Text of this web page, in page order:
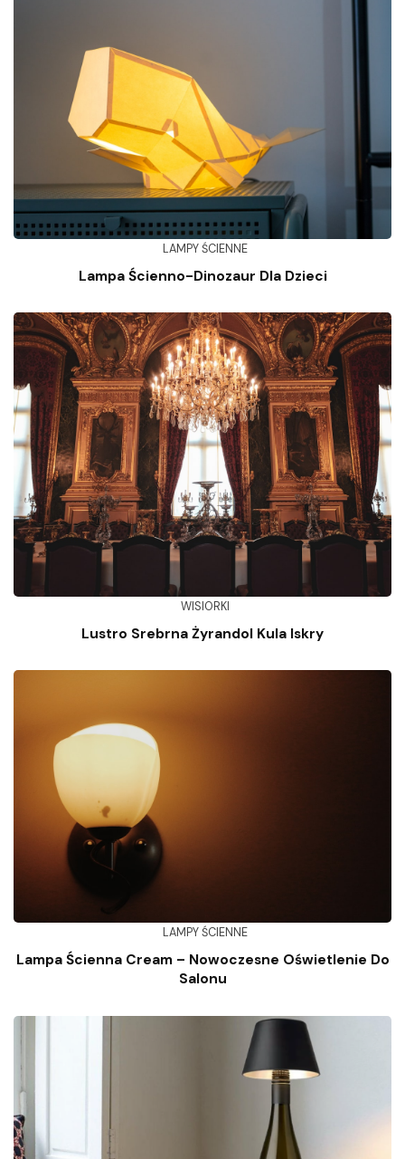
LAMPY ŚCIENNE
Lampa Ścienno-Dinozaur Dla Dzieci
WISIORKI
Lustro Srebrna Żyrandol Kula Iskry
LAMPY ŚCIENNE
Lampa Ścienna Cream – Nowoczesne Oświetlenie Do
Salonu